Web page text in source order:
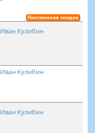
Пенсионная скидка
Иван Кулибин
Иван Кулибин
Иван Кулибин